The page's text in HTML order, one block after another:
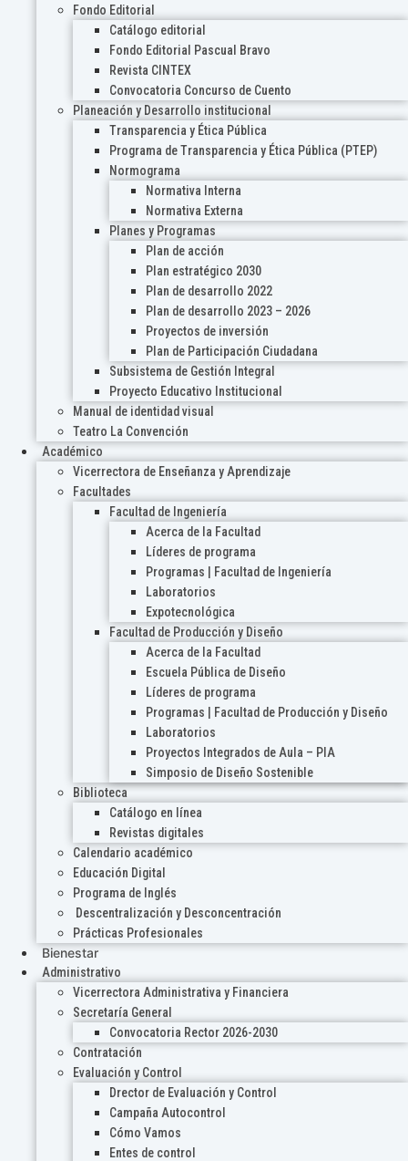
Fondo Editorial
Catálogo editorial
Fondo Editorial Pascual Bravo
Revista CINTEX
Convocatoria Concurso de Cuento
Planeación y Desarrollo institucional
Transparencia y Ética Pública
Programa de Transparencia y Ética Pública (PTEP)
Normograma
Normativa Interna
Normativa Externa
Planes y Programas
Plan de acción
Plan estratégico 2030
Plan de desarrollo 2022
Plan de desarrollo 2023 – 2026
Proyectos de inversión
Plan de Participación Ciudadana
Subsistema de Gestión Integral
Proyecto Educativo Institucional
Manual de identidad visual
Teatro La Convención
Académico
Vicerrectora de Enseñanza y Aprendizaje
Facultades
Facultad de Ingeniería
Acerca de la Facultad
Líderes de programa
Programas | Facultad de Ingeniería
Laboratorios
Expotecnológica
Facultad de Producción y Diseño
Acerca de la Facultad
Escuela Pública de Diseño
Líderes de programa
Programas | Facultad de Producción y Diseño
Laboratorios
Proyectos Integrados de Aula – PIA
Simposio de Diseño Sostenible
Biblioteca
Catálogo en línea
Revistas digitales
Calendario académico
Educación Digital
Programa de Inglés
Descentralización y Desconcentración
Prácticas Profesionales
Bienestar
Administrativo
Vicerrectora Administrativa y Financiera
Secretaría General
Convocatoria Rector 2026-2030
Contratación
Evaluación y Control
Drector de Evaluación y Control
Campaña Autocontrol
Cómo Vamos
Entes de control